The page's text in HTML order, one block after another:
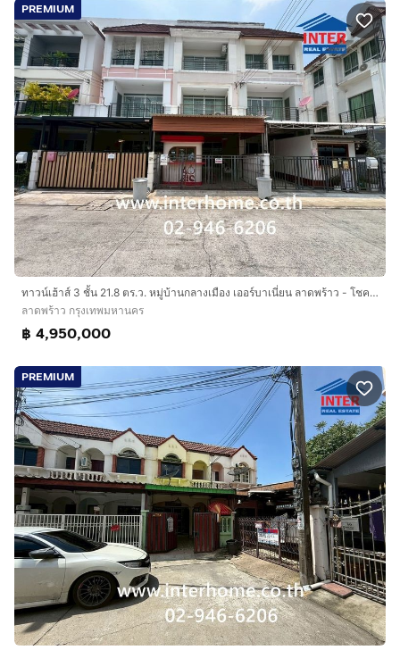
ทำเลดีสถานที่ใกล้เคียง :
รถไฟฟ้าสายสีเหลือง สถานีโชคชัยสี่
โรงพยาบาลเปาโล โชคชัย4
โลตัสวังหิน
มหาลัยเกษตรศาสตร์
ตลาดโชคชัยสี่
ศาลอาญารัชดา
การเดินทางสะดวก :
ถนนลาดพร้าว
ถนนลาดพร้าววังหิน
ถนนรัชดาภิเษก
ถนนเกษตรนวมินทร์
บริษัท อินเตอร์โฮม เรียลตี้ เอสเตท จำกัด
www.interhome.co.th
โทร.กดเพื่อดูเบอร์โทร xxxxxx206
https://www.interhome.co.th/propertydetail.php?
propcode=66874
PREMIUM
ทาวน์เฮ้าส์ 3 ชั้น 21.8 ตร.ว. หมู่บ้านกลางเมือง เออร์บาเนี่ยน ลาดพร้าว - โชคชัย4 ซอยลาดพร้าววังหิน55 ถนนลาดพร้าว-วังหิน เขตลาดพร้าว กรุงเทพ
ลาดพร้าว กรุงเทพมหานคร
฿ 4,950,000
PREMIUM